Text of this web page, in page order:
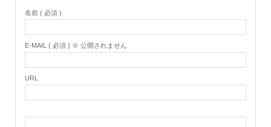
名前 ( 必須 )
E-MAIL ( 必須 ) ※ 公開されません
URL